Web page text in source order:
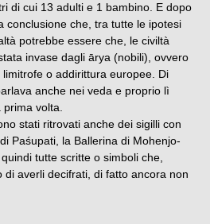
di cui 13 adulti e 1 bambino. E dopo
conclusione che, tra tutte le ipotesi
potrebbe essere che, le civiltà
invase dagli ārya (nobili), ovvero
o addirittura europee. Di
anche nei veda e proprio lì
volta.
stati ritrovati anche dei sigilli con
Paśupati, la Ballerina di Mohenjo-
tutte scritte o simboli che,
di averli decifrati, di fatto ancora non